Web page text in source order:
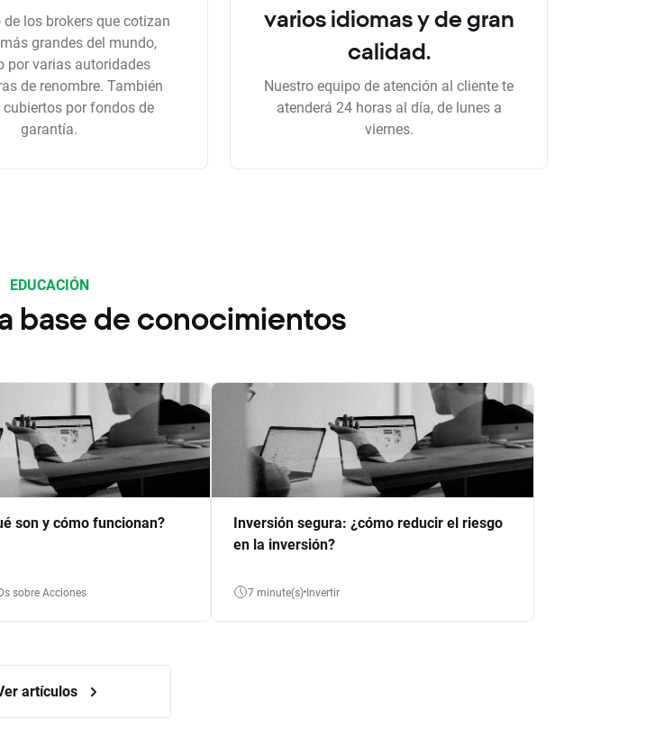
los brokers que cotizan
grandes del mundo,
por varias autoridades
de renombre. También
por fondos de
garantía.
varios idiomas y de gran
calidad.
Nuestro equipo de atención al cliente te
atenderá 24 horas al día, de lunes a
viernes.
EDUCACIÓN
base de conocimientos
son y cómo funcionan?
sobre Acciones
Inversión segura: ¿cómo reducir el riesgo
en la inversión?
7 minute(s) Invertir
artículos